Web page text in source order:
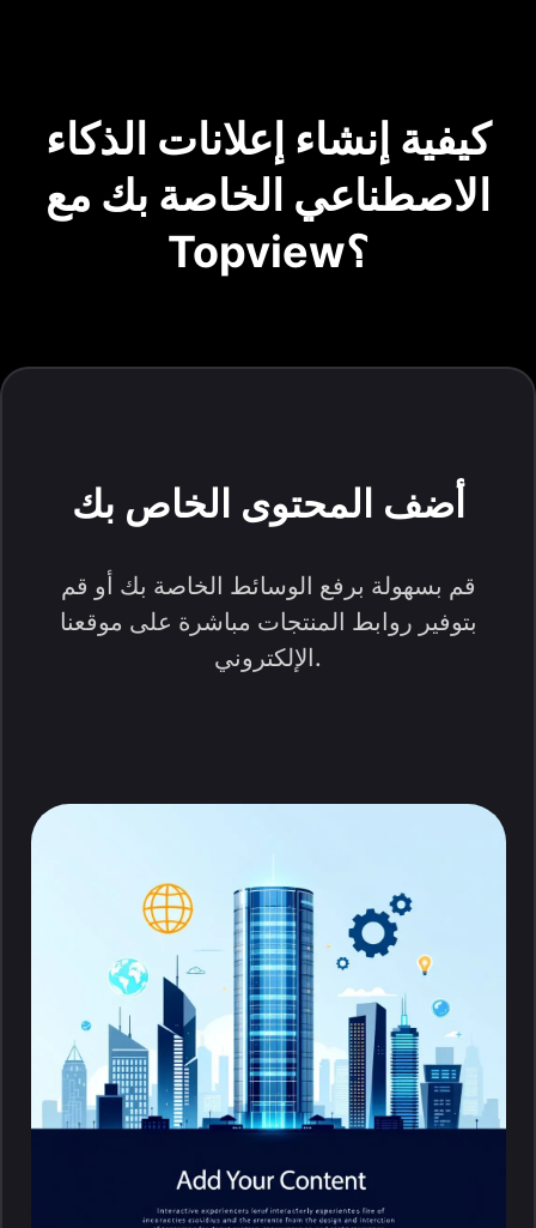
كيفية إنشاء إعلانات الذكاء
الاصطناعي الخاصة بك مع
Topview؟
أضف المحتوى الخاص بك
قم بسهولة برفع الوسائط الخاصة بك أو قم
بتوفير روابط المنتجات مباشرة على موقعنا
الإلكتروني.